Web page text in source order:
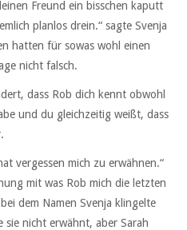
Freund ein bisschen kaputt
planlos drein.“ sagte Svenja
hatten für sowas wohl einen
nicht falsch.
dass Rob dich kennt obwohl
und du gleichzeitig weißt, dass
vergessen mich zu erwähnen.“
mit was Rob mich die letzten
dem Namen Svenja klingelte
nicht erwähnt, aber Sarah